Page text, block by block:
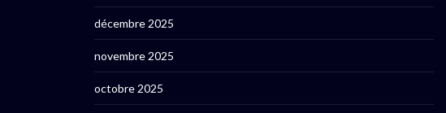
décembre 2025
novembre 2025
octobre 2025